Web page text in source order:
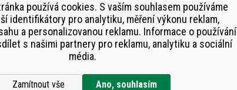
Bezpečnéon-line platby
používá cookies. S vaším souhlasem používáme
identifikátory pro analytiku, měření výkonu reklam,
a personalizovanou reklamu. Informace o používání
s našimi partnery pro reklamu, analytiku a sociální
média.
Zamítnout vše Ano, souhlasím